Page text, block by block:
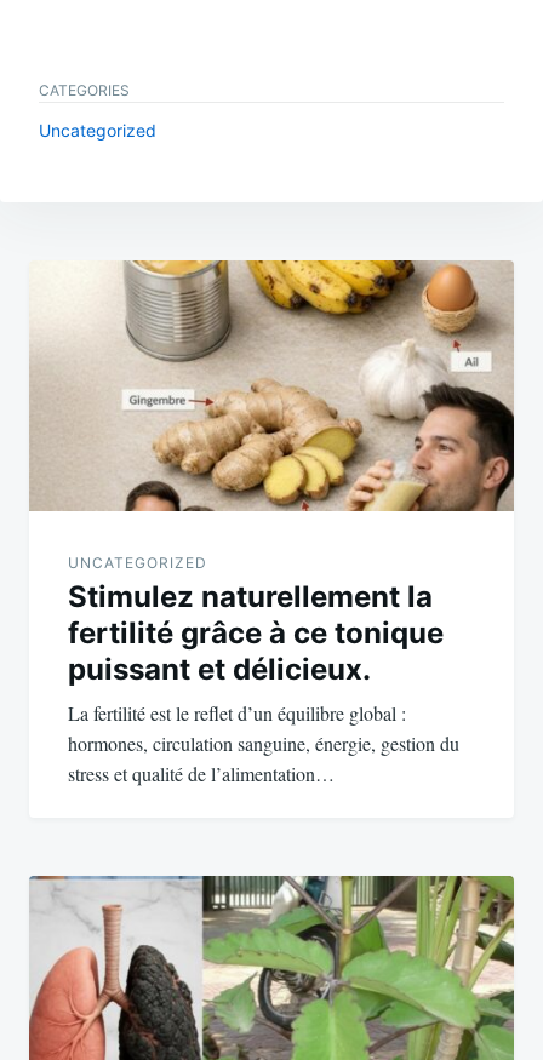
CATEGORIES
Uncategorized
navigation
UNCATEGORIZED
Stimulez naturellement la
fertilité grâce à ce tonique
puissant et délicieux.
La fertilité est le reflet d’un équilibre global :
hormones, circulation sanguine, énergie, gestion du
stress et qualité de l’alimentation…